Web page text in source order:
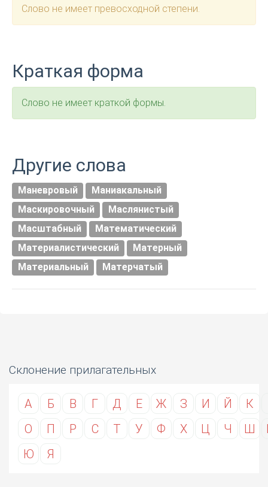
Слово не имеет превосходной степени.
Краткая форма
Слово не имеет краткой формы.
Другие слова
Маневровый
Маниакальный
Маскировочный
Маслянистый
Масштабный
Математический
Материалистический
Матерный
Материальный
Матерчатый
Склонение прилагательных
А Б В Г Д Е Ж З И Й К
О
П Р С Т У Ф Х Ц Ч Ш
Ю
Я